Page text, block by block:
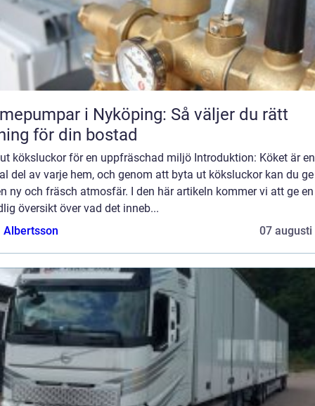
i Nyköping: Så väljer du rätt
för din bostad
köksluckor för en uppfräschad miljö Introduktion: Köket är en
del av varje hem, och genom att byta ut köksluckor kan du
ny och fräsch atmosfär. I den här artikeln kommer vi att ge en
översikt över vad det inneb...
Albertsson
07 augusti